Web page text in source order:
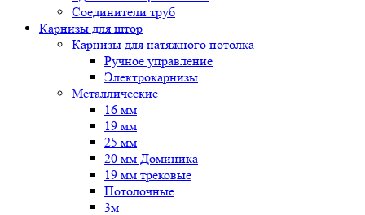
Соединители труб
Карнизы для штор
Карнизы для натяжного потолка
Ручное управление
Электрокарнизы
Металлические
16 мм
19 мм
25 мм
20 мм Доминика
19 мм трековые
Потолочные
3м